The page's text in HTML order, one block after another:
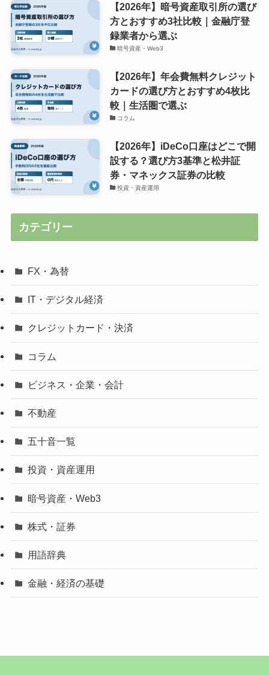
【2026年】暗号資産取引所の選び
方とおすすめ3社比較｜金融庁登
録業者から選ぶ
暗号資産・Web3
【2026年】年会費無料クレジット
カードの選び方とおすすめ4枚比
較｜生活圏で選ぶ
コラム
【2026年】iDeCo口座はどこで開
設する？選び方3基準と松井証
券・マネックス証券の比較
投資・資産運用
カテゴリー
FX・為替
IT・デジタル経済
クレジットカード・決済
コラム
ビジネス・企業・会計
不動産
五十音一覧
投資・資産運用
暗号資産・Web3
株式・証券
用語辞典
金融・経済の基礎